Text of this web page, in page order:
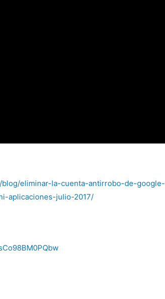
blog/eliminar-la-cuenta-antirrobo-de-google-
i-aplicaciones-julio-2017/